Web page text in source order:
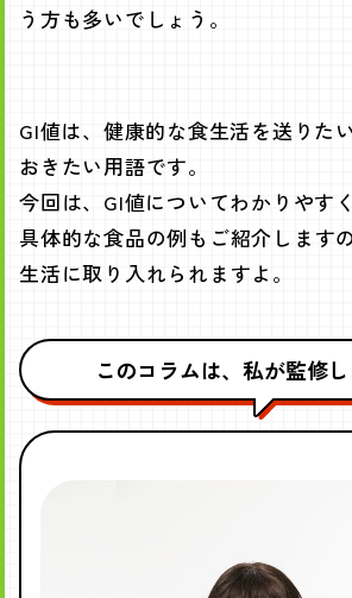
う方も多いでしょう。
GI値は、健康的な食生活を送りた
おきたい用語です。
今回は、GI値についてわかりやす
具体的な食品の例もご紹介します
生活に取り入れられますよ。
このコラムは、私が監修し